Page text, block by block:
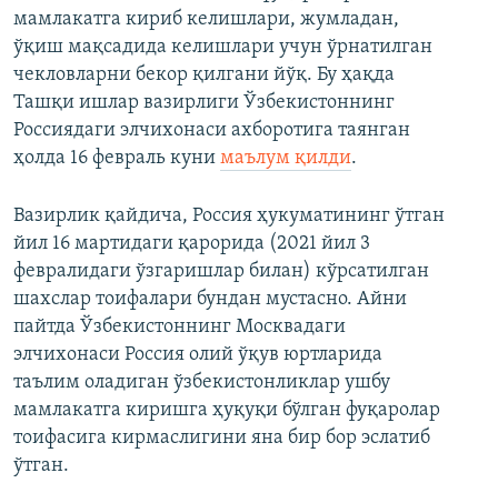
мамлакатга кириб келишлари, жумладан,
ўқиш мақсадида келишлари учун ўрнатилган
чекловларни бекор қилгани йўқ. Бу ҳақда
Ташқи ишлар вазирлиги Ўзбекистоннинг
Россиядаги элчихонаси ахборотига таянган
ҳолда 16 февраль куни маълум қилди.
Вазирлик қайдича, Россия ҳукуматининг ўтган
йил 16 мартидаги қарорида (2021 йил 3
февралидаги ўзгаришлар билан) кўрсатилган
шахслар тоифалари бундан мустасно. Айни
пайтда Ўзбекистоннинг Москвадаги
элчихонаси Россия олий ўқув юртларида
таълим оладиган ўзбекистонликлар ушбу
мамлакатга киришга ҳуқуқи бўлган фуқаролар
тоифасига кирмаслигини яна бир бор эслатиб
ўтган.